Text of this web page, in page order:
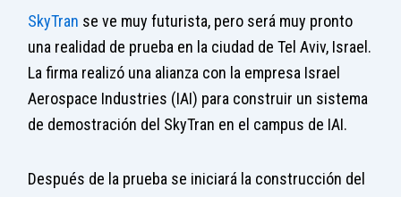
SkyTran se ve muy futurista, pero será muy pronto
una realidad de prueba en la ciudad de Tel Aviv, Israel.
La firma realizó una alianza con la empresa Israel
Aerospace Industries (IAI) para construir un sistema
de demostración del SkyTran en el campus de IAI.
Después de la prueba se iniciará la construcción del